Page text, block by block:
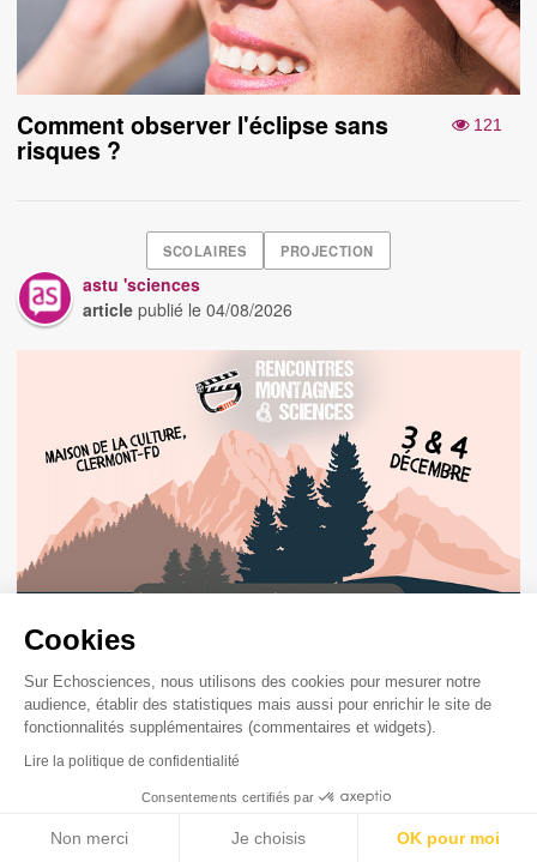
Cookies
Sur Echosciences, nous utilisons des cookies pour mesurer notre
audience, établir des statistiques mais aussi pour enrichir le site de
fonctionnalités supplémentaires (commentaires et widgets).
Lire la politique de confidentialité
Consentements certifiés par
Non merci Je choisis OK pour moi
121
Comment observer l'éclipse sans
risques ?
SCOLAIRES PROJECTION
astu 'sciences
article publié le04/08/2026
Festival des Rencontres Montagnes et
Sciences 2026 - 13e édition - Séances
Scolaires (gratuit)
Les Rencontres Montagnes & Sciences reviennent le jeudi
3 et vendredi 4 décembre 2026 à la Maison de la Culture